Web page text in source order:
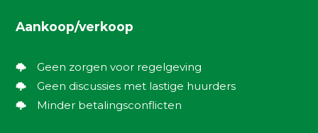
Aankoop/verkoop
Geen zorgen voor regelgeving
Geen discussies met lastige huurders
Minder betalingsconflicten